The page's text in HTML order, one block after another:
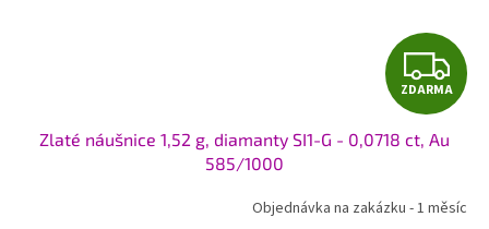
Z
D
A
R
ZDARMA
Zlaté náušnice 1,52 g, diamanty SI1-G - 0,0718 ct, Au
585/1000
Objednávka na zakázku - 1 měsíc